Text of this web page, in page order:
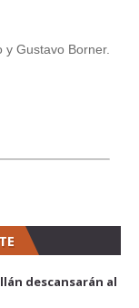
Gustavo Borner.
descansarán al